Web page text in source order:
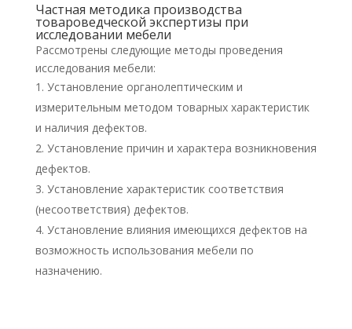
Частная методика производства
товароведческой экспертизы при
исследовании мебели
Рассмотрены следующие методы проведения
исследования мебели:
Установление органолептическим и
измерительным методом товарных характеристик
и наличия дефектов.
Установление причин и характера возникновения
дефектов.
Установление характеристик соответствия
(несоответствия) дефектов.
Установление влияния имеющихся дефектов на
возможность использования мебели по
назначению.